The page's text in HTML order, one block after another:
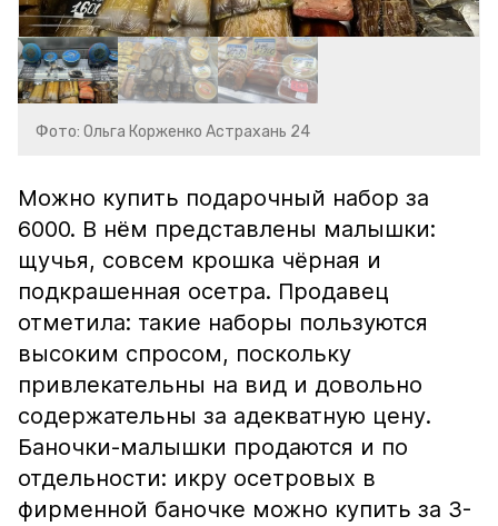
Фото: Ольга Корженко Астрахань 24
Можно купить подарочный набор за
6000. В нём представлены малышки:
щучья, совсем крошка чёрная и
подкрашенная осетра. Продавец
отметила: такие наборы пользуются
высоким спросом, поскольку
привлекательны на вид и довольно
содержательны за адекватную цену.
Баночки-малышки продаются и по
отдельности: икру осетровых в
фирменной баночке можно купить за 3-